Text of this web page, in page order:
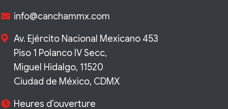
info@canchammx.com
Av. Ejército Nacional Mexicano 453
Piso 1 Polanco IV Secc,
Miguel Hidalgo, 11520
Ciudad de México, CDMX
Heures d’ouverture